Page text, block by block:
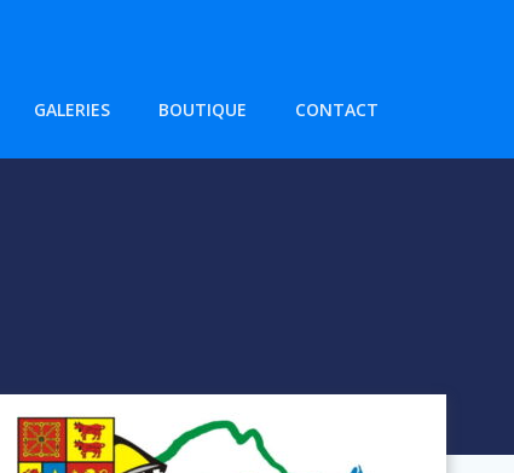
GALERIES BOUTIQUE CONTACT